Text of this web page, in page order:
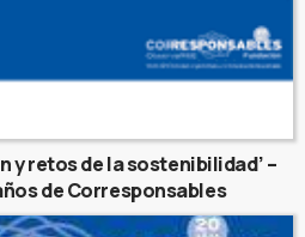
y retos de la sostenibilidad’ –
de Corresponsables